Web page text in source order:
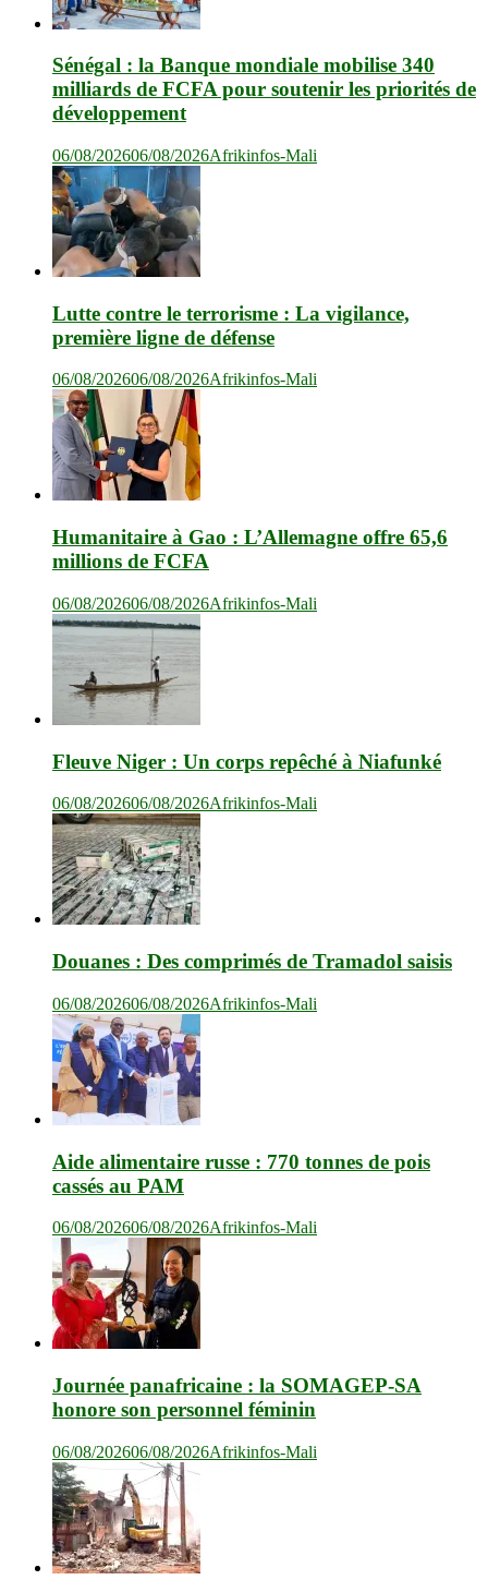
Sénégal : la Banque mondiale mobilise 340
milliards de FCFA pour soutenir les priorités de
développement
06/08/202606/08/2026Afrikinfos-Mali
Lutte contre le terrorisme : La vigilance,
première ligne de défense
06/08/202606/08/2026Afrikinfos-Mali
Humanitaire à Gao : L’Allemagne offre 65,6
millions de FCFA
06/08/202606/08/2026Afrikinfos-Mali
Fleuve Niger : Un corps repêché à Niafunké
06/08/202606/08/2026Afrikinfos-Mali
Douanes : Des comprimés de Tramadol saisis
06/08/202606/08/2026Afrikinfos-Mali
Aide alimentaire russe : 770 tonnes de pois
cassés au PAM
06/08/202606/08/2026Afrikinfos-Mali
Journée panafricaine : la SOMAGEP-SA
honore son personnel féminin
06/08/202606/08/2026Afrikinfos-Mali